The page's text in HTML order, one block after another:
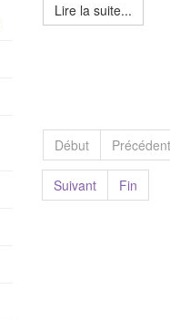
Lire la suite...
Début Précédent
Suivant Fin